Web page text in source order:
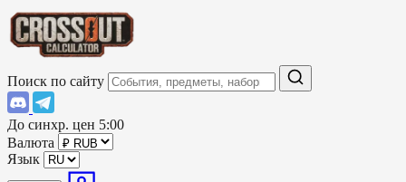
Поиск по сайту
До синхр. цен 5:00
Валюта
Язык